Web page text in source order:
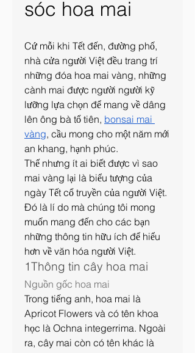
sóc hoa mai
Cứ mỗi khi Tết đến, đường phố,
nhà cửa người Việt đều trang trí
những đóa hoa mai vàng, những
cành mai được người người kỹ
lưỡng lựa chọn để mang về dâng
lên ông bà tổ tiên, bonsai mai
vàng, cầu mong cho một năm mới
an khang, hạnh phúc.
Thế nhưng ít ai biết được vì sao
mai vàng lại là biểu tượng của
ngày Tết cổ truyền của người Việt.
Đó là lí do mà chúng tôi mong
muốn mang đến cho các bạn
những thông tin hữu ích để hiểu
hơn về văn hóa người Việt.
1Thông tin cây hoa mai
Nguồn gốc hoa mai
Trong tiếng anh, hoa mai là
Apricot Flowers và có tên khoa
học là Ochna integerrima. Ngoài
ra, cây mai còn có tên khác là